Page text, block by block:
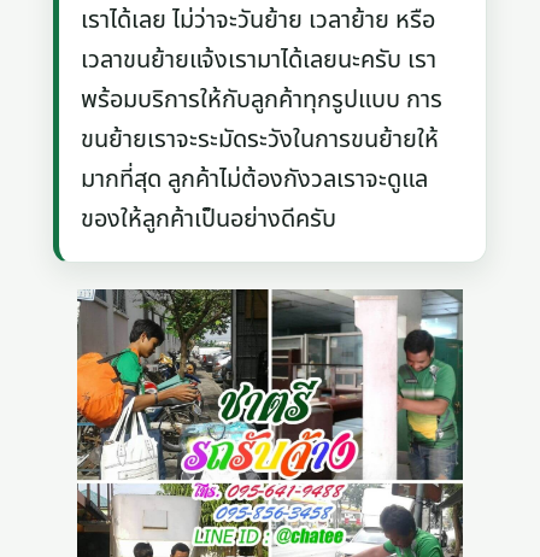
เราได้เลย ไม่ว่าจะวันย้าย เวลาย้าย หรือ
เวลาขนย้ายแจ้งเรามาได้เลยนะครับ เรา
พร้อมบริการให้กับลูกค้าทุกรูปแบบ การ
ขนย้ายเราจะระมัดระวังในการขนย้ายให้
มากที่สุด ลูกค้าไม่ต้องกังวลเราจะดูแล
ของให้ลูกค้าเป็นอย่างดีครับ